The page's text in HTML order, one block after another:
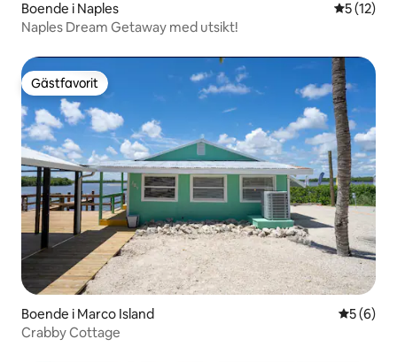
Boende i Naples 5 av 5 i
5 (12)
Naples Dream Getaway med utsikt!
Gästfavorit
Gästfavorit
Boende i Marco Island 5 av 5 i
5 (6)
Crabby Cottage